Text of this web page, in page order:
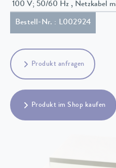
100 V; 50/60 Hz
Bestell-Nr. : L002924
Produkt anfragen
Produkt im Shop kaufen